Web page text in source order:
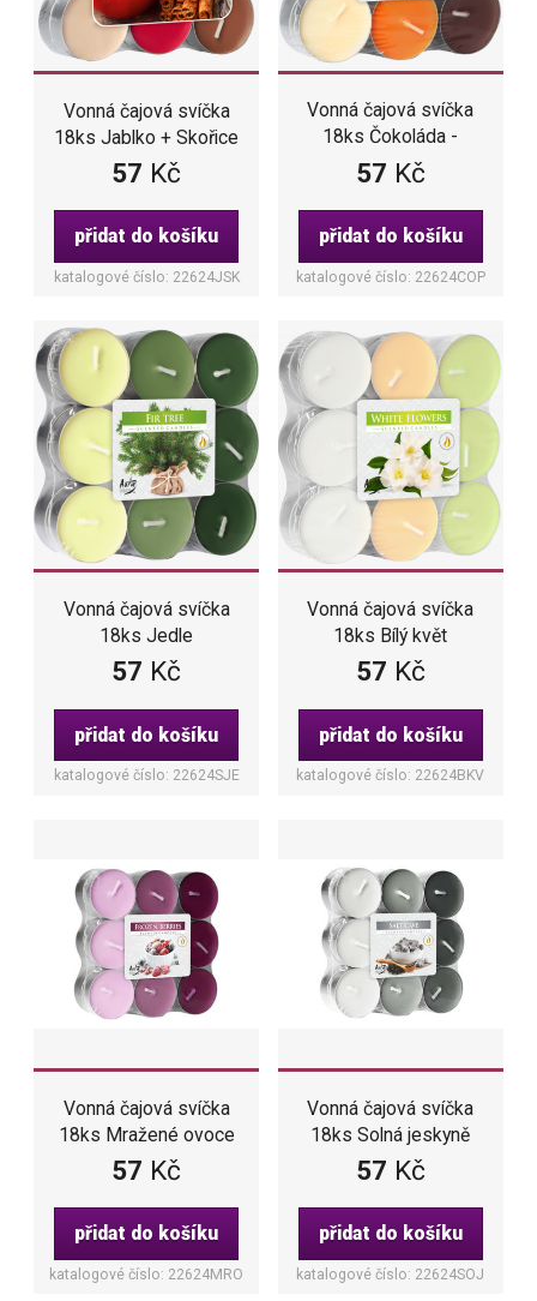
Vonná čajová svíčka
18ks Jablko + Skořice
57 Kč
přidat do košíku
katalogové číslo: 22624JSK
Vonná čajová svíčka
18ks Čokoláda -
Pomeranč
57 Kč
přidat do košíku
katalogové číslo: 22624COP
Vonná čajová svíčka
18ks Jedle
57 Kč
přidat do košíku
katalogové číslo: 22624SJE
Vonná čajová svíčka
18ks Bílý květ
57 Kč
přidat do košíku
katalogové číslo: 22624BKV
Vonná čajová svíčka
18ks Mražené ovoce
57 Kč
přidat do košíku
katalogové číslo: 22624MRO
Vonná čajová svíčka
18ks Solná jeskyně
57 Kč
přidat do košíku
katalogové číslo: 22624SOJ